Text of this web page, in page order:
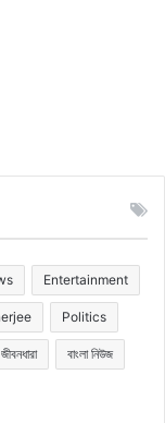
Entertainment
Politics
জীবনধারা বাংলা নিউজ